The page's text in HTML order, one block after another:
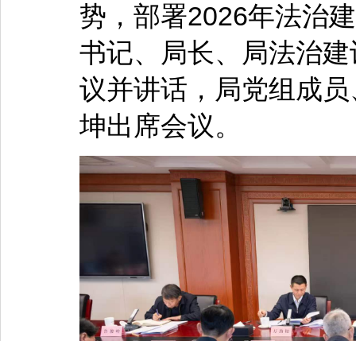
势，部署2026年法治
书记、局长、局法治
议并讲话，局党组成
坤出席会议。